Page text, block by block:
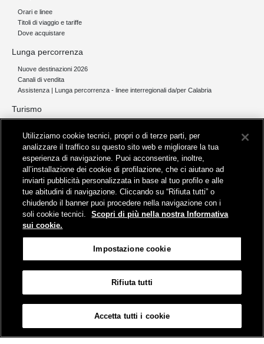
Orari e linee
Titoli di viaggio e tariffe
Dove acquistare
Lunga percorrenza
Nuove destinazioni 2026
Canali di vendita
Assistenza | Lunga percorrenza - linee interregionali da/per Calabria
Turismo
Servizi per aeroporti
Servizi di noleggio con conducente
Servizio di navigazione sul Lago Trasimeno
News e comunicati stampa
Comunicati stampa
Busitalia – Sita Nord
, Gruppo FS Italiane, è attiva nei servizi di
trasporto locale in Italia ed all'estero, che gestisce direttamente o
attraverso società controllate.
Viale Fratelli Rosselli, 80 - 50123 Firenze
© Gruppo FS Italiane 2019
Protezione dati personali
Partita Iva Busitalia - Sita Nord S.r.l. 06473721006
Utilizziamo cookie tecnici, propri o di terze parti, per
analizzare il traffico su questo sito web e migliorare la tua
esperienza di navigazione. Puoi acconsentire, inoltre,
all’installazione dei cookie di profilazione, che ci aiutano ad
inviarti pubblicità personalizzata in base al tuo profilo e alle
tue abitudini di navigazione. Cliccando su “Rifiuta tutti” o
chiudendo il banner puoi procedere nella navigazione con i
soli cookie tecnici.
Scopri di più nella nostra Informativa
sui cookie.
Impostazione cookie
Rifiuta tutti
Accetta tutti i cookie